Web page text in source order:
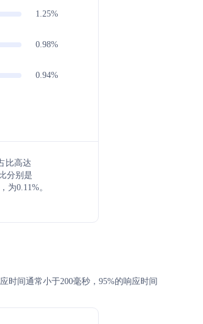
1.25%
0.98%
0.94%
比高达
分别是
为0.11%。
时间通常小于200毫秒，95%的响应时间